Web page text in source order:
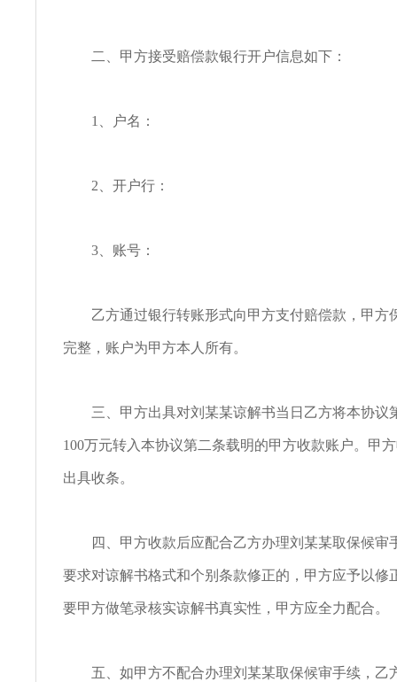
二、甲方接受赔偿款银行开户信息如下：
1、户名：
2、开户行：
3、账号：
乙方通过银行转账形式向甲方支付赔偿款，甲方
完整，账户为甲方本人所有。
三、甲方出具对刘某某谅解书当日乙方将本协议
100万元转入本协议第二条载明的甲方收款账户。甲
出具收条。
四、甲方收款后应配合乙方办理刘某某取保候审
要求对谅解书格式和个别条款修正的，甲方应予以修
要甲方做笔录核实谅解书真实性，甲方应全力配合。
五、如甲方不配合办理刘某某取保候审手续，乙